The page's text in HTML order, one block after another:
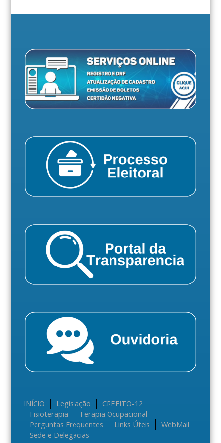
INÍCIO Legislação
CREFITO-12
Fisioterapia
Terapia Ocupacional
Perguntas Frequentes
Links Úteis
WebMail
Sede e Delegacias